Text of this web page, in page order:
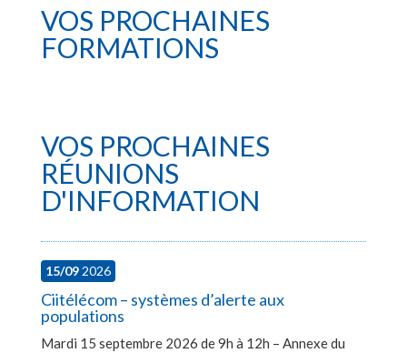
VOS PROCHAINES
FORMATIONS
VOS PROCHAINES
RÉUNIONS
D'INFORMATION
15/092026
Ciitélécom – systèmes d’alerte aux
populations
Mardi 15 septembre 2026 de 9h à 12h – Annexe du